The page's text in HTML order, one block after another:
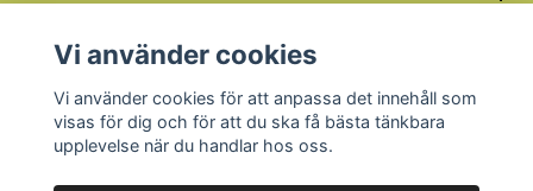
Sociala medier
Vi använder cookies
Vi använder cookies för att anpassa det innehåll som
visas för dig och för att du ska få bästa tänkbara
upplevelse när du handlar hos oss.